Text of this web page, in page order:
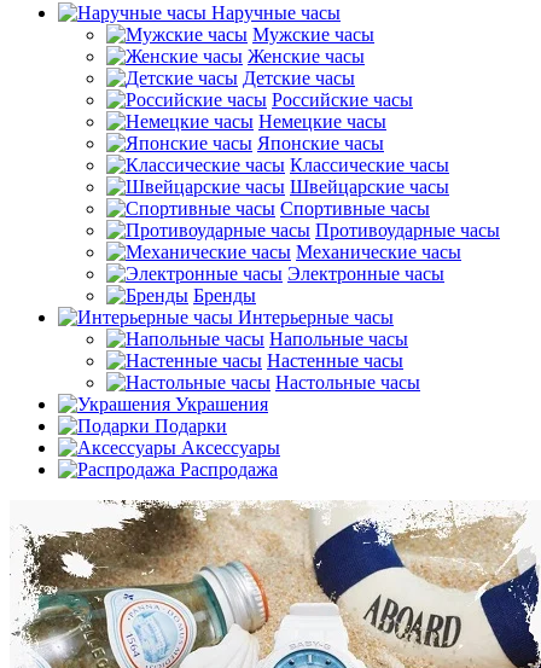
Наручные часы
Мужские часы
Женские часы
Детские часы
Российские часы
Немецкие часы
Японские часы
Классические часы
Швейцарские часы
Спортивные часы
Противоударные часы
Механические часы
Электронные часы
Бренды
Интерьерные часы
Напольные часы
Настенные часы
Настольные часы
Украшения
Подарки
Аксессуары
Распродажа